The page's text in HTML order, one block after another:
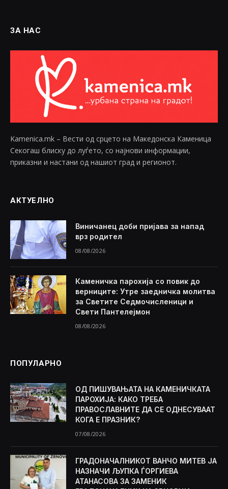
ЗА НАС
Kamenica.mk – Вести од срцето на Македонска Каменица
Секогаш блиску до луѓето, со најнови информации,
приказни и настани од нашиот град и регионот.
АКТУЕЛНО
Виничанец доби пријава за напад
врз родител
08/08/2026
Каменичка парохија со повик до
верниците: Утре заедничка молитва
за Светите Седмочисленици и
Свети Пантелејмон
08/08/2026
ПОПУЛАРНО
ОД ПИШУВАЊАТА НА КАМЕНИЧКАТА
ПАРОХИЈА: КАКО ТРЕБА
ПРАВОСЛАВНИТЕ ДА СЕ ОДНЕСУВААТ
КОГА Е ПРАЗНИК?
07/08/2026
ГРАДОНАЧАЛНИКОТ ВАНЧО МИТЕВ ЈА
НАЗНАЧИ ЉУПКА ЃОРГИЕВА
АТАНАСОВА ЗА ЗАМЕНИК